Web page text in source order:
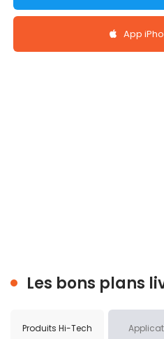
App
Les bons plans
Produits Hi-Tech